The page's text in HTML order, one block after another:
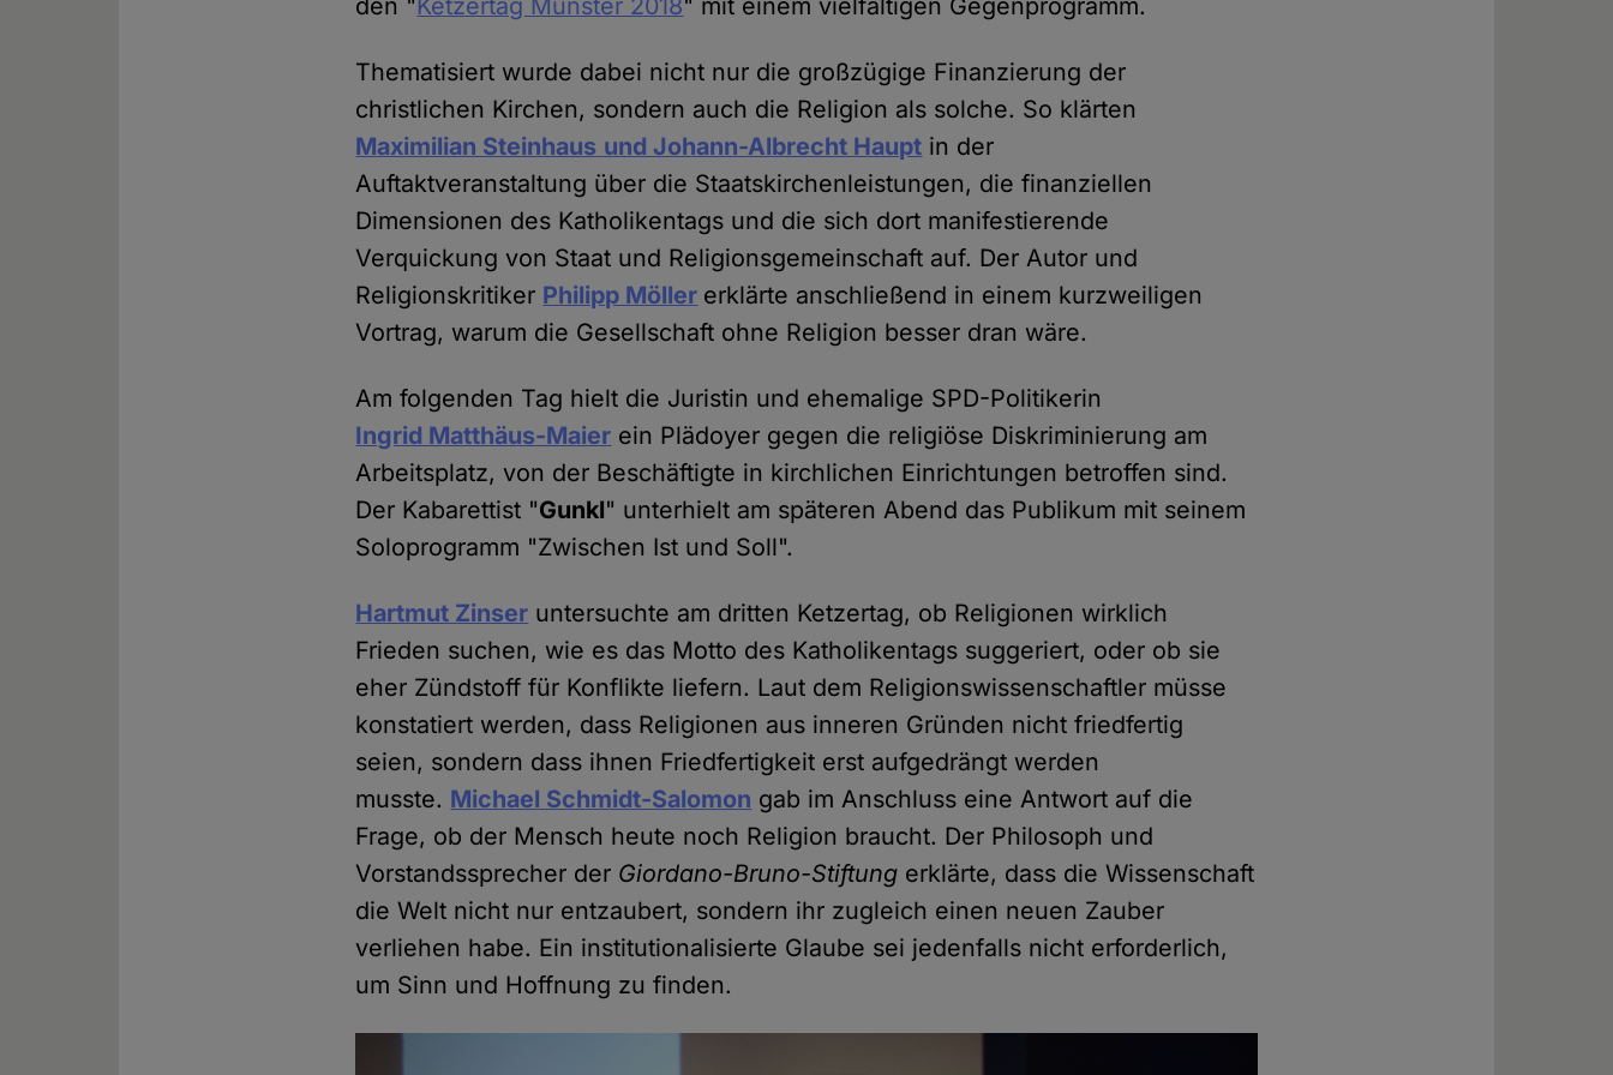
Thematisiert wurde dabei nicht nur die großzügige Finanzierung der
christlichen Kirchen, sondern auch die Religion als solche. So klärten
Maximilian Steinhaus und Johann-Albrecht Haupt in der
Auftaktveranstaltung über die Staatskirchenleistungen, die finanziellen
Dimensionen des Katholikentags und die sich dort manifestierende
Verquickung von Staat und Religionsgemeinschaft auf. Der Autor und
Religionskritiker Philipp Möller erklärte anschließend in einem kurzweiligen
Vortrag, warum die Gesellschaft ohne Religion besser dran wäre.
Am folgenden Tag hielt die Juristin und ehemalige SPD-Politikerin
Ingrid Matthäus-Maier ein Plädoyer gegen die religiöse Diskriminierung am
Arbeitsplatz, von der Beschäftigte in kirchlichen Einrichtungen betroffen sind.
Der Kabarettist "Gunkl" unterhielt am späteren Abend das Publikum mit seinem
Soloprogramm "Zwischen Ist und Soll".
Hartmut Zinser untersuchte am dritten Ketzertag, ob Religionen wirklich
Frieden suchen, wie es das Motto des Katholikentags suggeriert, oder ob sie
eher Zündstoff für Konflikte liefern. Laut dem Religionswissenschaftler müsse
konstatiert werden, dass Religionen aus inneren Gründen nicht friedfertig
seien, sondern dass ihnen Friedfertigkeit erst aufgedrängt werden
musste. Michael Schmidt-Salomon gab im Anschluss eine Antwort auf die
Frage, ob der Mensch heute noch Religion braucht. Der Philosoph und
Vorstandssprecher der Giordano-Bruno-Stiftung erklärte, dass die Wissenschaft
die Welt nicht nur entzaubert, sondern ihr zugleich einen neuen Zauber
verliehen habe. Ein institutionalisierte Glaube sei jedenfalls nicht erforderlich,
um Sinn und Hoffnung zu finden.